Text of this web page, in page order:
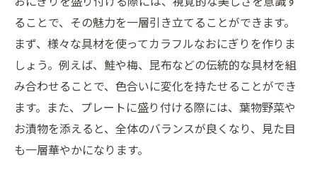
ることで、その魅力を一層引き立てることができます。
まず、様々な具材を使ってカラフルなおにぎりを作りま
しょう。例えば、鮭や梅、昆布などの伝統的な具材を組
み合わせることで、色合いに変化を持たせることができ
ます。また、プレートに盛り付ける際には、葉物野菜や
お漬物を添えると、全体のバランスが良くなり、見た目
も一層華やかになります。